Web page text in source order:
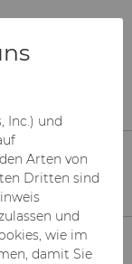
Inc.) und
Arten von
Dritten sind
und
wie im
damit Sie